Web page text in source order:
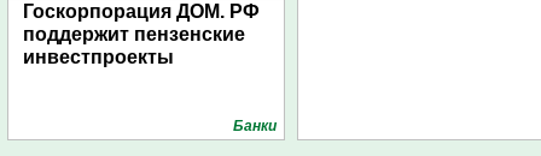
Госкорпорация ДОМ. РФ
поддержит пензенские
инвестпроекты
Банки